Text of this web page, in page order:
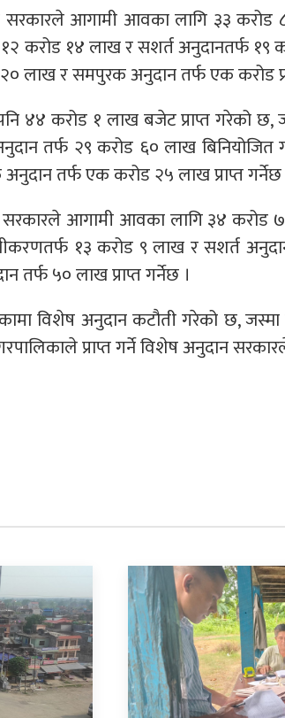
सरकारले आगामी आवका लागि ३३ करोड
करोड १४ लाख र सशर्त अनुदानतर्फ १९
लाख र समपुरक अनुदान तर्फ एक करोड
४४ करोड १ लाख बजेट प्राप्त गरेको छ,
तर्फ २९ करोड ६० लाख
तर्फ एक करोड २५ लाख प्राप्त गर्नेछ
सरकारले आगामी आवका लागि ३४
१३ करोड ९ लाख र सशर्त
तर्फ ५० लाख प्राप्त गर्नेछ ।
विशेष अनुदान कटौती गरेको छ,
प्राप्त गर्ने विशेष अनुदान